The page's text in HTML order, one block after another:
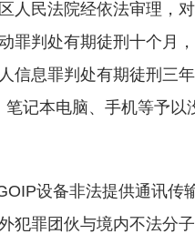
人民法院经依法审理，
罪判处有期徒刑十个月
信息罪判处有期徒刑三
笔记本电脑、手机等予
设备非法提供通讯传
犯罪团伙与境内不法分